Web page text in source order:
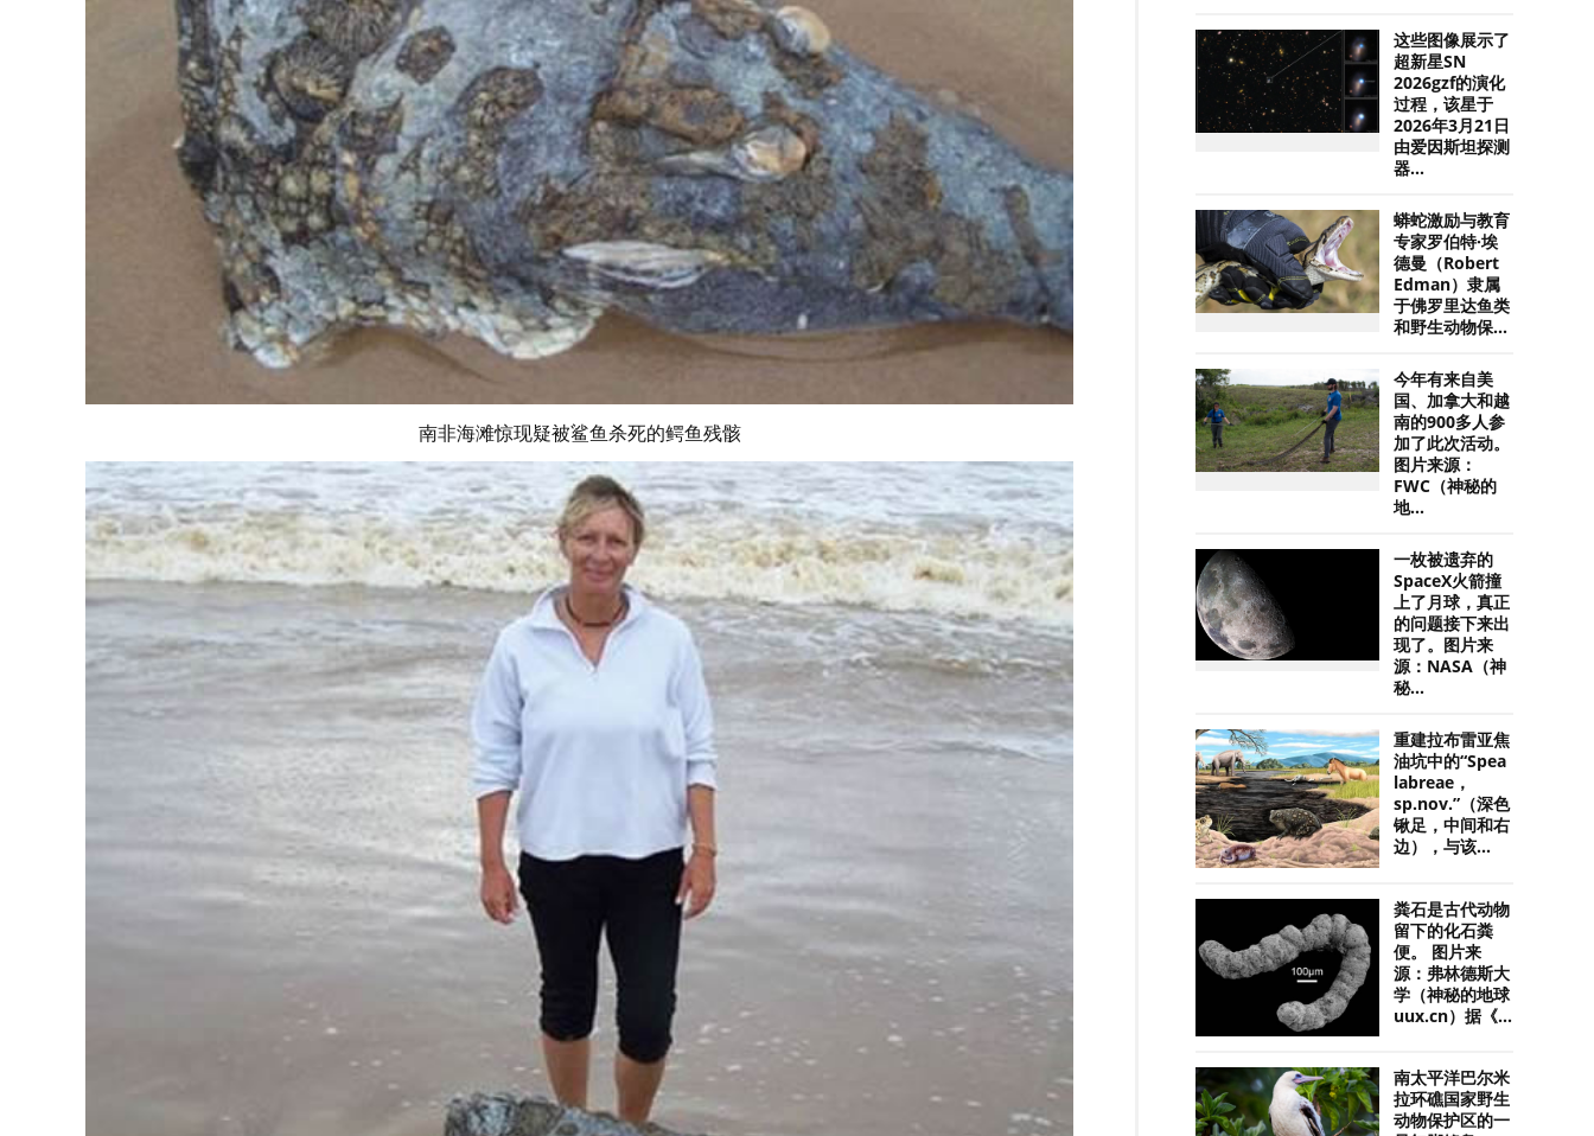
南非海滩惊现疑被鲨鱼杀死的鳄鱼残骸
这些图像展示了
超新星SN
2026gzf的演化
过程，该星于
2026年3月21日
由爱因斯坦探测
器...
蟒蛇激励与教育
专家罗伯特·埃
德曼（Robert
Edman）隶属
于佛罗里达鱼类
和野生动物保...
今年有来自美
国、加拿大和越
南的900多人参
加了此次活动。
图片来源：
FWC（神秘的
地...
一枚被遗弃的
SpaceX火箭撞
上了月球，真正
的问题接下来出
现了。图片来
源：NASA（神
秘...
重建拉布雷亚焦
油坑中的“Spea
labreae，
sp.nov.”（深色
锹足，中间和右
边），与该...
粪石是古代动物
留下的化石粪
便。 图片来
源：弗林德斯大
学（神秘的地球
uux.cn）据《...
南太平洋巴尔米
拉环礁国家野生
动物保护区的一